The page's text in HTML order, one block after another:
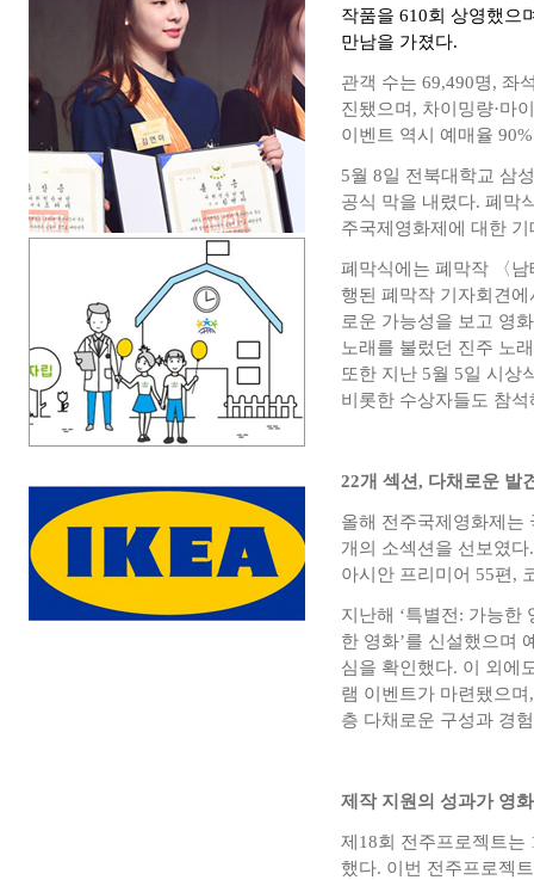
작품을 610회 상영했으
만남을 가졌다.
관객 수는 69,490명, 좌
진됐으며, 차이밍량·마
이벤트 역시 예매율
5월 8일 전북대학교 삼
공식 막을 내렸다. 폐막
주국제영화제에 대한
폐막식에는 폐막작 〈
행된 폐막작 기자회견
로운 가능성을 보고 영
노래를 불렀던 진주 노
또한 지난 5월 5일 시상
비롯한 수상자들도 참
22개 섹션, 다채로운 발
올해 전주국제영화제는
개의 소섹션을 선보였
아시안 프리미어 55편,
지난해 ‘특별전: 가능한
한 영화’를 신설했으며
심을 확인했다. 이 외에
램 이벤트가 마련됐으
층 다채로운 구성과 경
제작 지원의 성과가 영
제18회 전주프로젝트는
했다. 이번 전주프로젝